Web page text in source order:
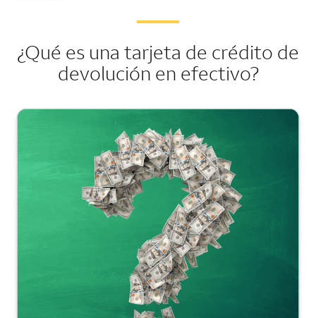
¿Qué es una tarjeta de crédito de
devolución en efectivo?